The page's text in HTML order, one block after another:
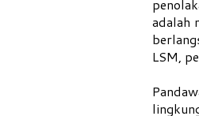
adalah
LSM,